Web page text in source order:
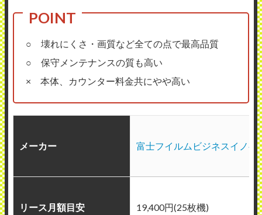
○ 壊れにくさ・画質など全ての点で最高品質
○ 保守メンテナンスの質も高い
× 本体、カウンター料金共にやや高い
メーカー 富士フイルムビジネスイノベ
リース月額目安 19,400円(25枚機)